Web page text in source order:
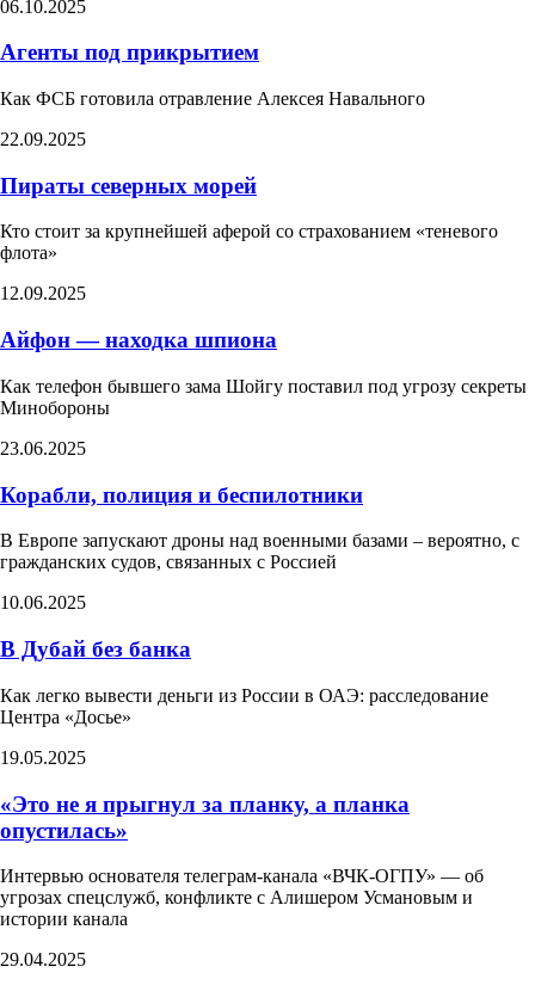
06.10.2025
Агенты под прикрытием
Как ФСБ готовила отравление Алексея Навального
22.09.2025
Пираты северных морей
Кто стоит за крупнейшей аферой со страхованием «теневого
флота»
12.09.2025
Айфон — находка шпиона
Как телефон бывшего зама Шойгу поставил под угрозу секреты
Минобороны
23.06.2025
Корабли, полиция и беспилотники
В Европе запускают дроны над военными базами – вероятно, с
гражданских судов, связанных с Россией
10.06.2025
В Дубай без банка
Как легко вывести деньги из России в ОАЭ: расследование
Центра «Досье»
19.05.2025
«Это не я прыгнул за планку, а планка
опустилась»
Интервью основателя телеграм-канала «ВЧК-ОГПУ» — об
угрозах спецслужб, конфликте с Алишером Усмановым и
истории канала
29.04.2025